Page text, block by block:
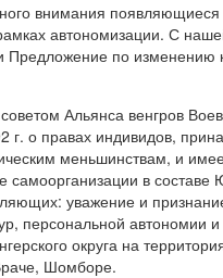
внимания
автономизации. С
по изменению
Альянса венгров
г. о правах индивидов,
меньшинствам, и
самоорганизации в
уважение и
персональной автономии
округа на
Шомборе.